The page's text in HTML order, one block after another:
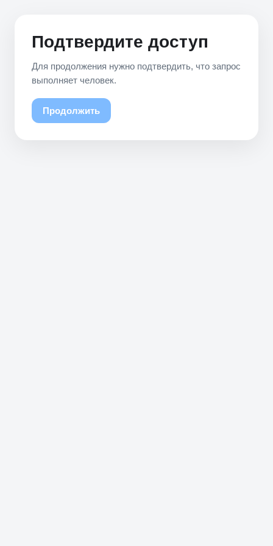
Подтвердите доступ
Для продолжения нужно подтвердить, что запрос
выполняет человек.
Продолжить